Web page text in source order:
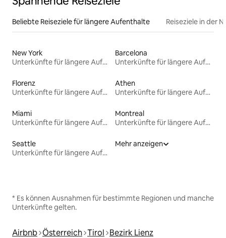
Beliebte Reiseziele für längere Aufenthalte Reiseziele in der
New York
Unterkünfte für längere Aufenthalte
Barcelona
Unterkünfte für längere Aufenthalte
Florenz
Unterkünfte für längere Aufenthalte
Athen
Unterkünfte für längere Aufenthalte
Miami
Unterkünfte für längere Aufenthalte
Montreal
Unterkünfte für längere Aufenthalte
Seattle
Unterkünfte für längere Aufenthalte
Mehr anzeigen
* Es können Ausnahmen für bestimmte Regionen und manche
Unterkünfte gelten.
Airbnb Österreich Tirol Bezirk Lienz